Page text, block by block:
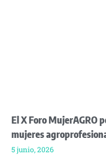
El X Foro MujerAGRO
mujeres
5 junio, 2026